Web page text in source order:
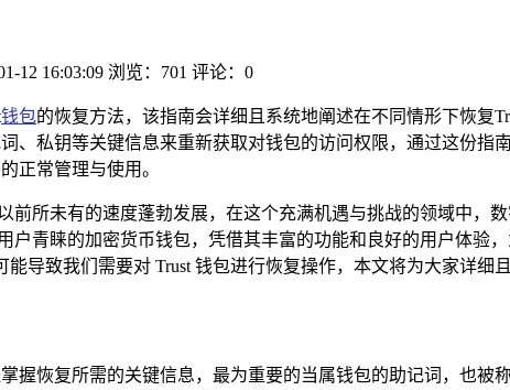
12 16:03:09 浏览：701 评论：0
钱包的恢复方法，该指南会详细且系统地阐述在不同情形下恢复
、私钥等关键信息来重新获取对钱包的访问权限，通过这份指
正常管理与使用。
前所未有的速度蓬勃发展，在这个充满机遇与挑战的领域中，
户青睐的加密货币钱包，凭借其丰富的功能和良好的用户体验
导致我们需要对 Trust 钱包进行恢复操作，本文将为大家详细
握恢复所需的关键信息，最为重要的当属钱包的助记词，也被